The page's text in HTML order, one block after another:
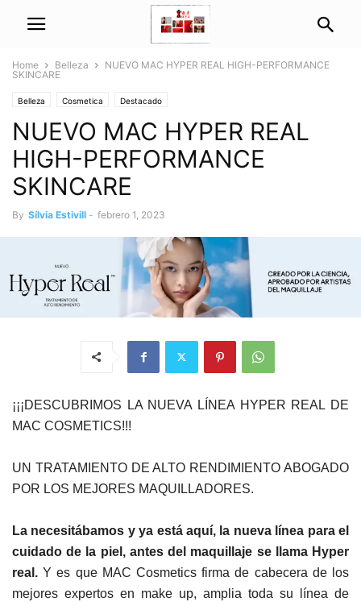
Home Belleza
NUEVO MAC HYPER REAL HIGH-PERFORMANCE
SKINCARE
Belleza Cosmetica Destacado
NUEVO MAC HYPER REAL
HIGH-PERFORMANCE
SKINCARE
By Sílvia Estivill - febrero 1, 2023
¡¡¡DESCUBRIMOS LA NUEVA LÍNEA HYPER REAL DE
MAC COSMETICS!!!
UN TRATAMIENTO DE ALTO RENDIMIENTO ABOGADO
POR LOS MEJORES MAQUILLADORES.
La necesitábamos y ya está aquí, la nueva línea para el
cuidado de la piel, antes del maquillaje se llama Hyper
real. Y es que MAC Cosmetics firma de cabecera de los
mejores expertos en make up, amplia toda su línea de